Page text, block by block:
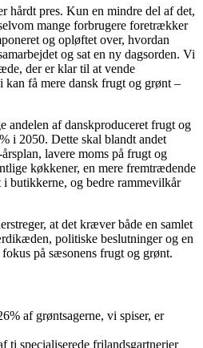
hårdt pres. Kun en mindre del af det,
mange forbrugere foretrækker
og opløftet over, hvordan
og sat en ny dagsorden. Vi
der er klar til at vende
få mere dansk frugt og grønt –
andelen af danskproduceret frugt og
i 2050. Dette skal blandt andet
lavere moms på frugt og
køkkener, en mere fremtrædende
butikkerne, og bedre rammevilkår
at det kræver både en samlet
politiske beslutninger og en
på sæsonens frugt og grønt.
af grøntsagerne, vi spiser, er
ti specialiserede frilandsgartnerier